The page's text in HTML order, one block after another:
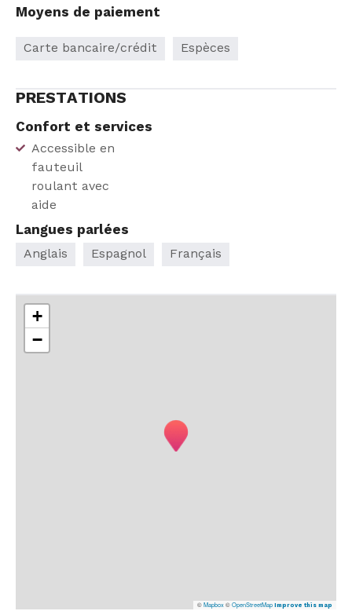
Moyens de paiement
Carte bancaire/crédit Espèces
PRESTATIONS
Confort et services
Accessible en
fauteuil
roulant avec
aide
Langues parlées
Anglais Espagnol Français
+
−
©Mapbox©OpenStreetMap Improve this map